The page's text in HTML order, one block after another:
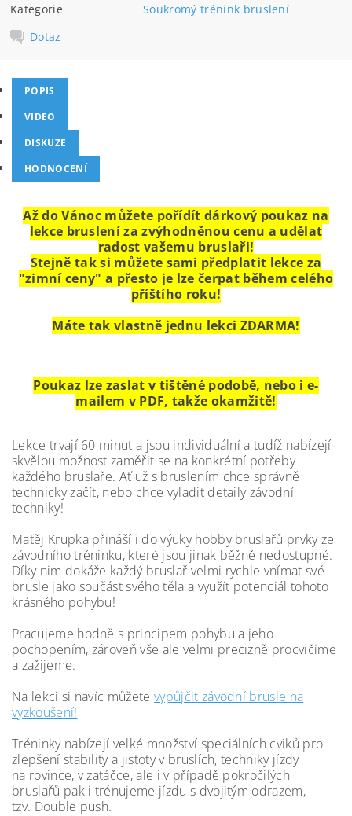
Kategorie
Soukromý trénink bruslení
Dotaz
POPIS
VIDEO
DISKUZE
HODNOCENÍ
Až do Vánoc můžete pořídít dárkový poukaz na
lekce bruslení za zvýhodněnou cenu a udělat
radost vašemu bruslaři!
Stejně tak si můžete sami předplatit lekce za
"zimní ceny" a přesto je lze čerpat během celého
příštího roku!
Máte tak vlastně jednu lekci ZDARMA!
Poukaz lze zaslat v tištěné podobě, nebo i e-
mailem v PDF, takže okamžitě!
Lekce trvají 60 minut a jsou individuální a tudíž nabízejí
skvělou možnost zaměřit se na konkrétní potřeby
každého bruslaře. Ať už s bruslením chce správně
technicky začít, nebo chce vyladit detaily závodní
techniky!
Matěj Krupka přináší i do výuky hobby bruslařů prvky ze
závodního tréninku, které jsou jinak běžně nedostupné.
Díky nim dokáže každý bruslař velmi rychle vnímat své
brusle jako součást svého těla a využít potenciál tohoto
krásného pohybu!
Pracujeme hodně s principem pohybu a jeho
pochopením, zároveň vše ale velmi precizně procvičíme
a zažijeme.
Na lekci si navíc můžetevypůjčit závodní brusle na
vyzkoušení!
Tréninky nabízejí velké množství speciálních cviků pro
zlepšení stability a jistoty v bruslích, techniky jízdy
na rovince, v zatáčce, ale i v případě pokročilých
bruslařů pak i trénujeme jízdu s dvojitým odrazem,
tzv. Double push.